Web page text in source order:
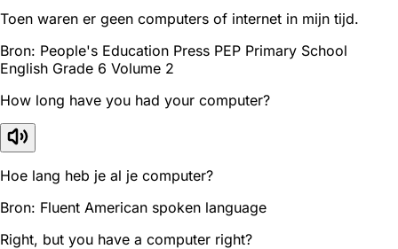
Toen waren er geen computers of internet in mijn tijd.
Bron: People's Education Press PEP Primary School
English Grade 6 Volume 2
How long have you had your computer?
Hoe lang heb je al je computer?
Bron: Fluent American spoken language
Right, but you have a computer right?